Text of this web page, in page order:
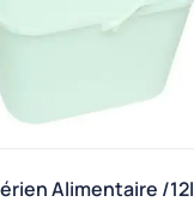
Alimentaire /12l